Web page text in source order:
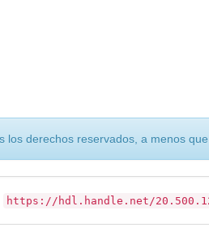
derechos reservados, a menos
https://hdl.handle.net/